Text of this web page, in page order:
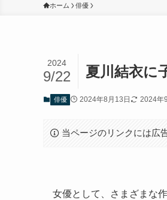
ホーム 俳優
夏川結衣に
2024
9/22
俳優 2024年8月13日 2024年
当ページのリンクには広
女優として、さまざまな